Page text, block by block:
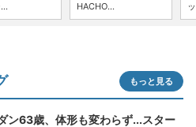
HACHO...
もっと見る
ン63歳、体形も変わらず...スター